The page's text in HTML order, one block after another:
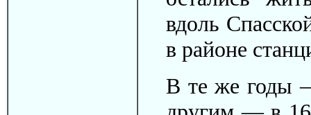
вдоль
в районе
В те же годы